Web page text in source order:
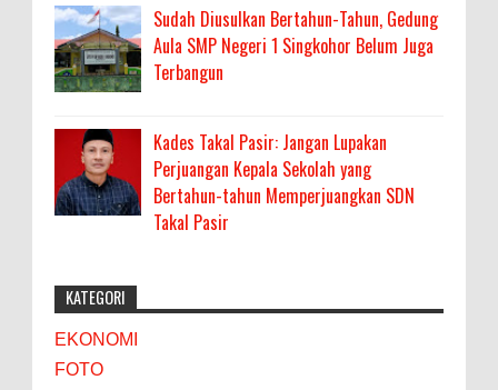
Sudah Diusulkan Bertahun-Tahun, Gedung
Aula SMP Negeri 1 Singkohor Belum Juga
Terbangun
Kades Takal Pasir: Jangan Lupakan
Perjuangan Kepala Sekolah yang
Bertahun-tahun Memperjuangkan SDN
Takal Pasir
KATEGORI
EKONOMI
FOTO